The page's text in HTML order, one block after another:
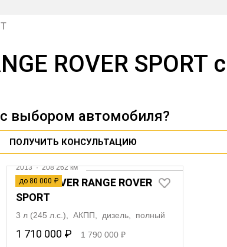
ROVER SPORT
выбором автомобиля?
ПОЛУЧИТЬ КОНСУЛЬТАЦИЮ
до 80 000 ₽
Видео
2013·208 262 км
LAND ROVER RANGE ROVER
SPORT
3 л (245 л.с.), АКПП, дизель, полный
1 710 000 ₽ 1 790 000 ₽